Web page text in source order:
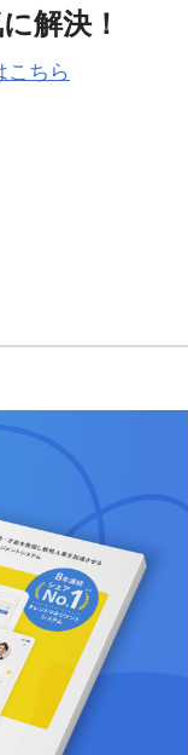
解決！
こちら